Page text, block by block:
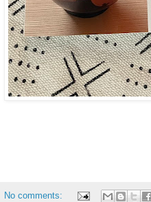
No comments: